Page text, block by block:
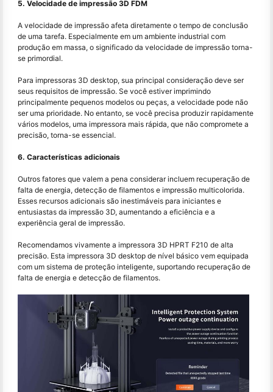
5. Velocidade de impressão 3D FDM
A velocidade de impressão afeta diretamente o tempo de conclusão
de uma tarefa. Especialmente em um ambiente industrial com
produção em massa, o significado da velocidade de impressão torna-
se primordial.
Para impressoras 3D desktop, sua principal consideração deve ser
seus requisitos de impressão. Se você estiver imprimindo
principalmente pequenos modelos ou peças, a velocidade pode não
ser uma prioridade. No entanto, se você precisa produzir rapidamente
vários modelos, uma impressora mais rápida, que não compromete a
precisão, torna-se essencial.
6. Características adicionais
Outros fatores que valem a pena considerar incluem recuperação de
falta de energia, detecção de filamentos e impressão multicolorida.
Esses recursos adicionais são inestimáveis para iniciantes e
entusiastas da impressão 3D, aumentando a eficiência e a
experiência geral de impressão.
Recomendamos vivamente a impressora 3D HPRT F210 de alta
precisão. Esta impressora 3D desktop de nível básico vem equipada
com um sistema de proteção inteligente, suportando recuperação de
falta de energia e detecção de filamentos.